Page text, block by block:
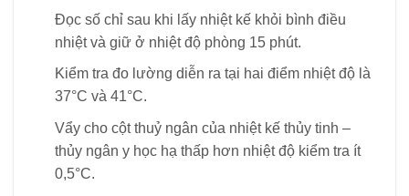
Đọc số chỉ sau khi lấy nhiệt kế khỏi bình điều
nhiệt và giữ ở nhiệt độ phòng 15 phút.
Kiểm tra đo lường diễn ra tại hai điểm nhiệt độ là
37°C và 41°C.
Vẩy cho cột thuỷ ngân của nhiệt kế thủy tinh –
thủy ngân y học hạ thấp hơn nhiệt độ kiểm tra ít
0,5°C.